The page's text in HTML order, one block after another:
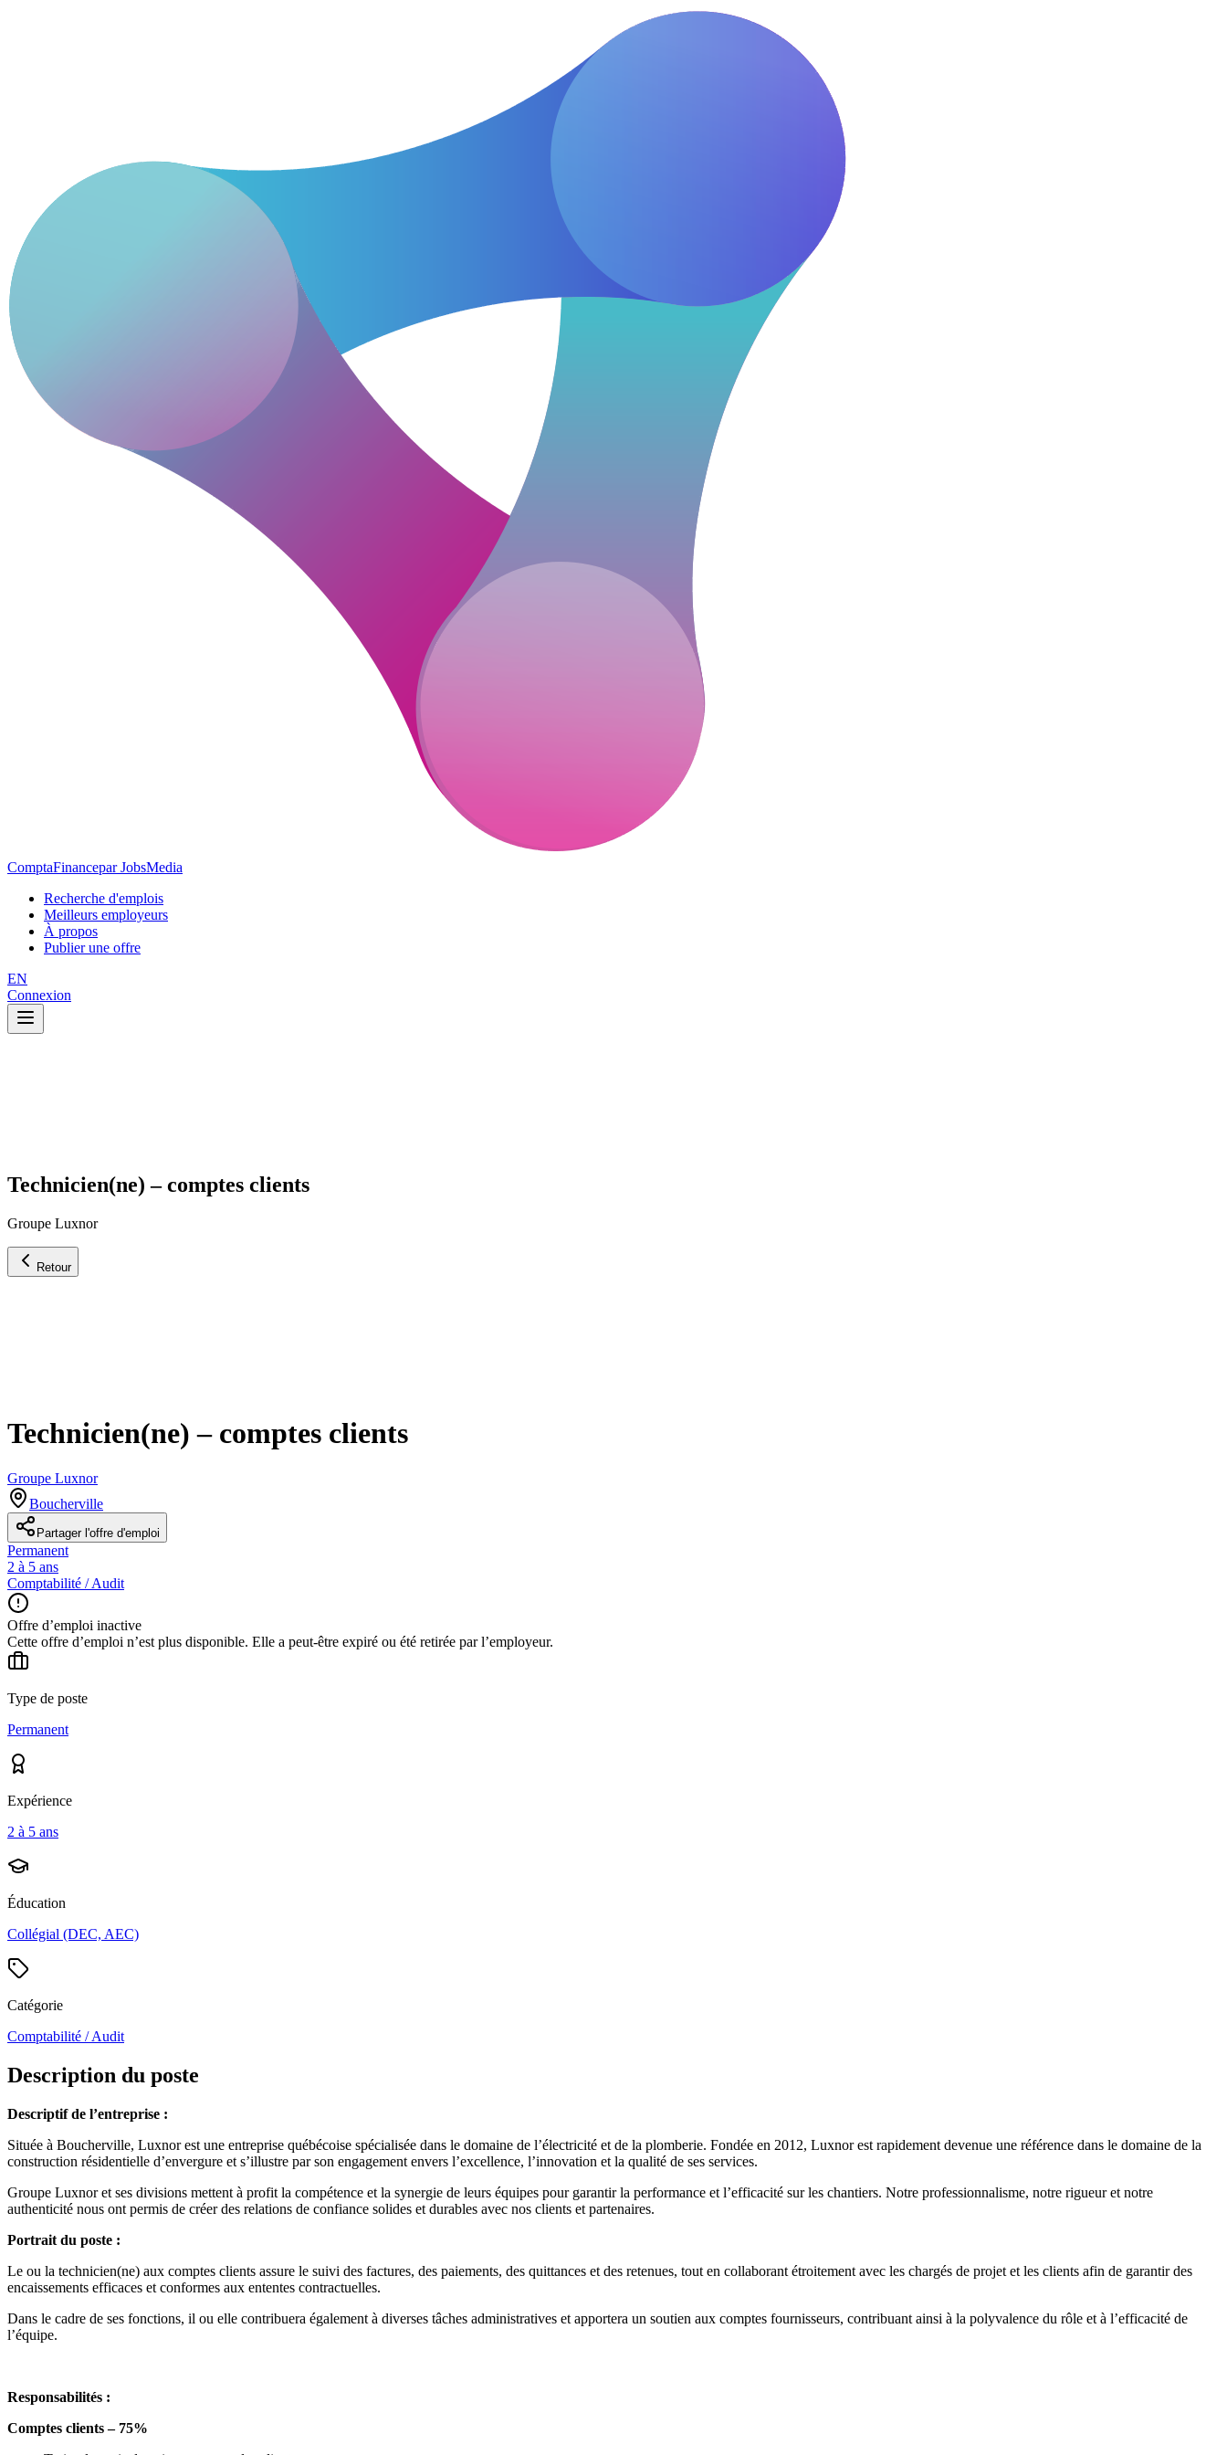
ComptaFinancepar JobsMedia
Recherche d'emplois
Meilleurs employeurs
À propos
Publier une offre
EN
Connexion
Technicien(ne) – comptes clients
Groupe Luxnor
Retour
Technicien(ne) – comptes clients
Groupe Luxnor
Boucherville
Partager l'offre d'emploi
Permanent
2 à 5 ans
Comptabilité / Audit
Offre d’emploi inactive
Cette offre d’emploi n’est plus disponible. Elle a peut-être expiré ou été retirée par l’employeur.
Type de poste
Permanent
Expérience
2 à 5 ans
Éducation
Collégial (DEC, AEC)
Catégorie
Comptabilité / Audit
Description du poste
Descriptif de l’entreprise :
Située à Boucherville, Luxnor est une entreprise québécoise spécialisée dans le domaine de l’électricité et de la plomberie. Fondée en 2012, Luxnor est rapidement devenue une référence dans le domaine de la
construction résidentielle d’envergure et s’illustre par son engagement envers l’excellence, l’innovation et la qualité de ses services.
Groupe Luxnor et ses divisions mettent à profit la compétence et la synergie de leurs équipes pour garantir la performance et l’efficacité sur les chantiers. Notre professionnalisme, notre rigueur et notre
authenticité nous ont permis de créer des relations de confiance solides et durables avec nos clients et partenaires.
Portrait du poste :
Le ou la technicien(ne) aux comptes clients assure le suivi des factures, des paiements, des quittances et des retenues, tout en collaborant étroitement avec les chargés de projet et les clients afin de garantir des
encaissements efficaces et conformes aux ententes contractuelles.
Dans le cadre de ses fonctions, il ou elle contribuera également à diverses tâches administratives et apportera un soutien aux comptes fournisseurs, contribuant ainsi à la polyvalence du rôle et à l’efficacité de
l’équipe.
Responsabilités :
Comptes clients – 75%